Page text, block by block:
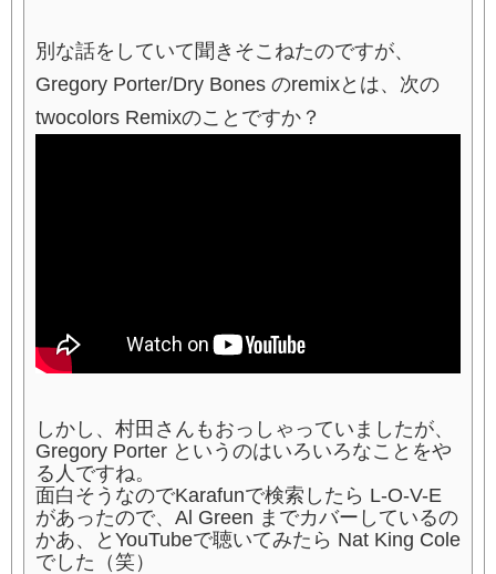
別な話をしていて聞きそこねたのですが、
Gregory Porter/Dry Bones のremixとは、次の
twocolors Remixのことですか？
しかし、村田さんもおっしゃっていましたが、
Gregory Porter というのはいろいろなことをや
る人ですね。
面白そうなのでKarafunで検索したら L-O-V-E
があったので、Al Green までカバーしているの
かあ、とYouTubeで聴いてみたら Nat King Cole
でした（笑）